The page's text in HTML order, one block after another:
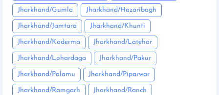
Jharkhand/Gumla Jharkhand/Hazaribagh
Jharkhand/Jamtara Jharkhand/Khunti
Jharkhand/Koderma Jharkhand/Latehar
Jharkhand/Lohardaga Jharkhand/Pakur
Jharkhand/Palamu Jharkhand/Piparwar
Jharkhand/Ramgarh Jharkhand/Ranch